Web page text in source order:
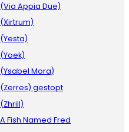
(Via Appia Due)
(Xirtrum)
(Yesta)
(Yoek)
(Ysabel Mora)
(Zerres) gestopt
(Zhrill)
A Fish Named Fred